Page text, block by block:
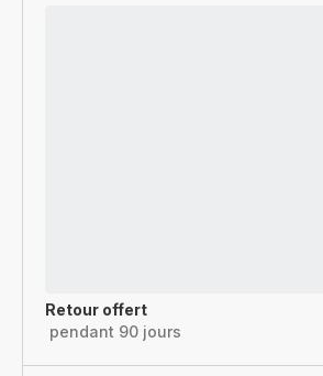
Retour offert
pendant 90 jours